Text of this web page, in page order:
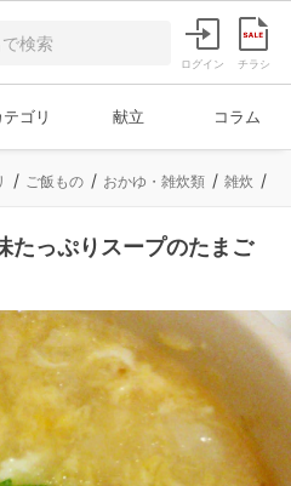
ログイン チラシ
テゴリ 献立 コラム
ご飯もの おかゆ・雑炊類 雑炊
っぷりスープのたまご